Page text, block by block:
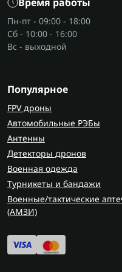
позволяют:
Выявлять
Создавать
Обеспечивать
противника;
Надежно работать
боевых условиях.
Даже такая деталь,
для РЭБ, может
уменьшить зону
Как выбрать
РЭБ
Пн-пт - 09:00 - 18:00
Сб - 10:00 - 16:00
Вс - выходной
Популярное
FPV дроны
Автомобильные РЭБы
Антенны
Детекторы дронов
Военная одежда
Турникеты и бандажи
Военные/тактические
(AMЗИ)